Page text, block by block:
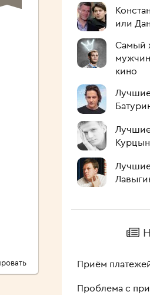
или
Самый
кино
Приём
Проблема с